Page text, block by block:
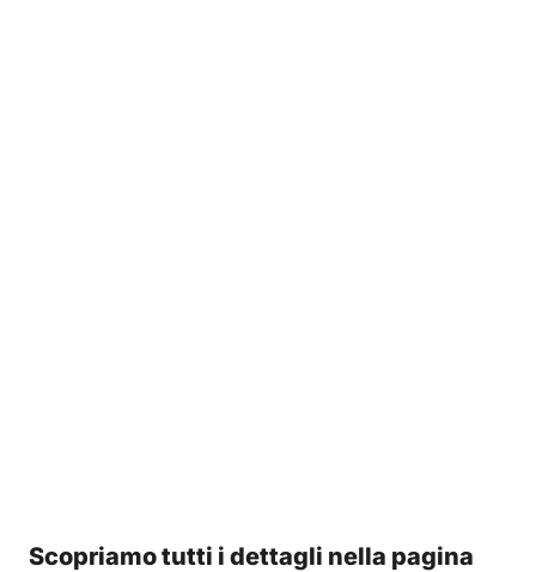
Scopriamo tutti i dettagli nella pagina